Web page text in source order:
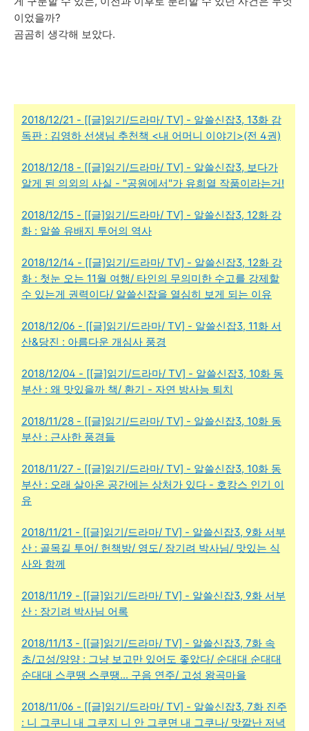
이었을까?
곰곰히 생각해 보았다.
2018/12/21 - [[글]읽기/드라마/ TV] - 알쓸신잡3, 13화 감
독판 : 김영하 선생님 추천책 <내 어머니 이야기>(전 4권)
2018/12/18 - [[글]읽기/드라마/ TV] - 알쓸신잡3, 보다가
알게 된 의외의 사실 - "공원에서"가 유희열 작품이라는거!
2018/12/15 - [[글]읽기/드라마/ TV] - 알쓸신잡3, 12화 강
화 : 알쓸 유배지 투어의 역사
2018/12/14 - [[글]읽기/드라마/ TV] - 알쓸신잡3, 12화 강
화 : 첫눈 오는 11월 여행/ 타인의 무의미한 수고를 강제할
수 있는게 권력이다/ 알쓸신잡을 열심히 보게 되는 이유
2018/12/06 - [[글]읽기/드라마/ TV] - 알쓸신잡3, 11화 서
산&당진 : 아름다운 개심사 풍경
2018/12/04 - [[글]읽기/드라마/ TV] - 알쓸신잡3, 10화 동
부산 : 왜 맛있을까 책/ 환기 - 자연 방사능 퇴치
2018/11/28 - [[글]읽기/드라마/ TV] - 알쓸신잡3, 10화 동
부산 : 근사한 풍경들
2018/11/27 - [[글]읽기/드라마/ TV] - 알쓸신잡3, 10화 동
부산 : 오래 살아온 공간에는 상처가 있다 - 호캉스 인기 이
유
2018/11/21 - [[글]읽기/드라마/ TV] - 알쓸신잡3, 9화 서부
산 : 골목길 투어/ 헌책방/ 영도/ 장기려 박사님/ 맛있는 식
사와 함께
2018/11/19 - [[글]읽기/드라마/ TV] - 알쓸신잡3, 9화 서부
산 : 장기려 박사님 어록
2018/11/13 - [[글]읽기/드라마/ TV] - 알쓸신잡3, 7화 속
초/고성/양양 : 그냥 보고만 있어도 좋았다/ 순대대 순대대
순대대 스쿠땡 스쿠땡... 구음 연주/ 고성 왕곡마을
2018/11/06 - [[글]읽기/드라마/ TV] - 알쓸신잡3, 7화 진주
: 니 그쿠니 내 그쿠지 니 안 그쿠면 내 그쿠나/ 맛깔난 저녁